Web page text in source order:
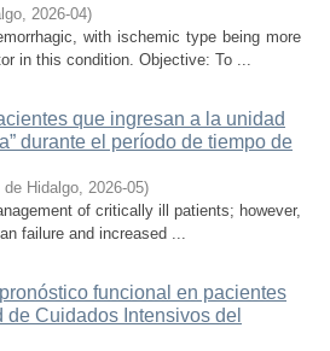
, 2026-04)
with ischemic type being more
in this condition. Objective: To ...
que ingresan a la unidad
durante el período de tiempo de
Hidalgo, 2026-05)
of critically ill patients; however,
failure and increased ...
funcional en pacientes
Cuidados Intensivos del